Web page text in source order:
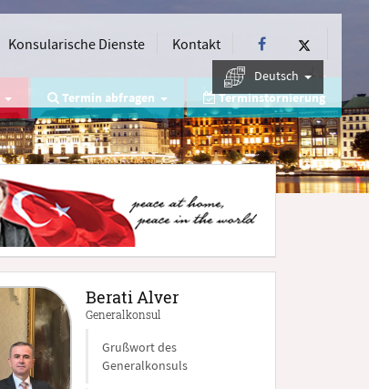
Konsularische Dienste Kontakt
Deutsch
Termin abfragen Terminstornierung
Berati Alver
Generalkonsul
Grußwort des
Generalkonsuls